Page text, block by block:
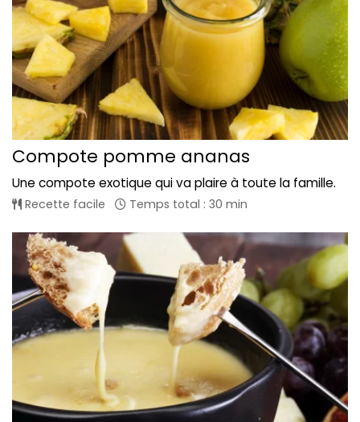
Compote pomme ananas
Une compote exotique qui va plaire à toute la famille.
Recette facile Temps total : 30 min